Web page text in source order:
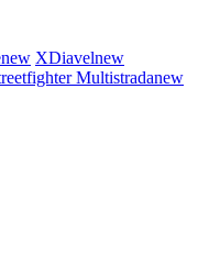
new XDiavelnew
Multistradanew